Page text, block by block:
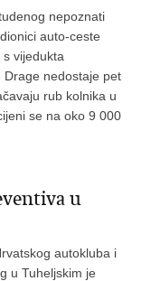
nepoznati
auto-ceste
vijedukta
Drage nedostaje pet
rub kolnika u
se na oko 9 000
u
autokluba i
u Tuheljskim je